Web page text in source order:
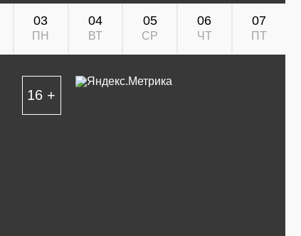
03
ПН
04
ВТ
05
СР
06
ЧТ
07
ПТ
16 +